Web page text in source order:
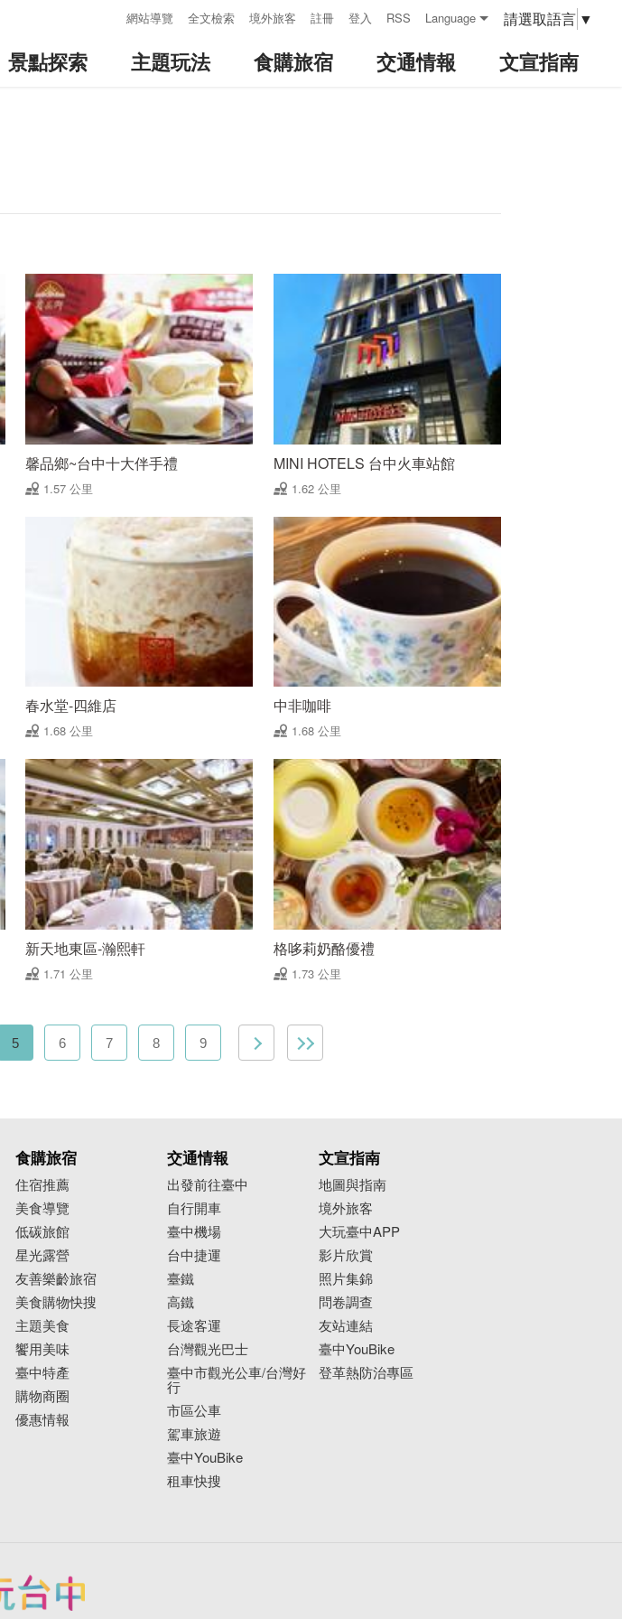
網站導覽 全文檢索 境外旅客 註冊 登入 RSS Language 請選取語言 ▼
景點探索 主題玩法 食購旅宿 交通情報 文宣指南
馨品鄉~台中十大伴手禮
1.57 公里
MINI HOTELS 台中火車站館
1.62 公里
春水堂-四維店
1.68 公里
中非咖啡
1.68 公里
新天地東區-瀚熙軒
1.71 公里
格哆莉奶酪優禮
1.73 公里
5 6 7 8 9
食購旅宿
住宿推薦
美食導覽
低碳旅館
星光露營
友善樂齡旅宿
美食購物快搜
主題美食
饗用美味
臺中特產
購物商圈
優惠情報
交通情報
出發前往臺中
自行開車
臺中機場
台中捷運
臺鐵
高鐵
長途客運
台灣觀光巴士
臺中市觀光公車/台灣好
行
市區公車
駕車旅遊
臺中YouBike
租車快搜
文宣指南
地圖與指南
境外旅客
大玩臺中APP
影片欣賞
照片集錦
問卷調查
友站連結
臺中YouBike
登革熱防治專區